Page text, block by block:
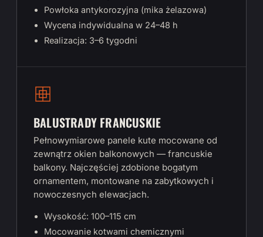
Powłoka antykorozyjna (mika żelazowa)
Wycena indywidualna w 24–48 h
Realizacja: 3–6 tygodni
BALUSTRADY FRANCUSKIE
Pełnowymiarowe panele kute mocowane od
zewnątrz okien balkonowych — francuskie
balkony. Najczęściej zdobione bogatym
ornamentem, montowane na zabytkowych i
nowoczesnych elewacjach.
Wysokość: 100–115 cm
Mocowanie kotwami chemicznymi